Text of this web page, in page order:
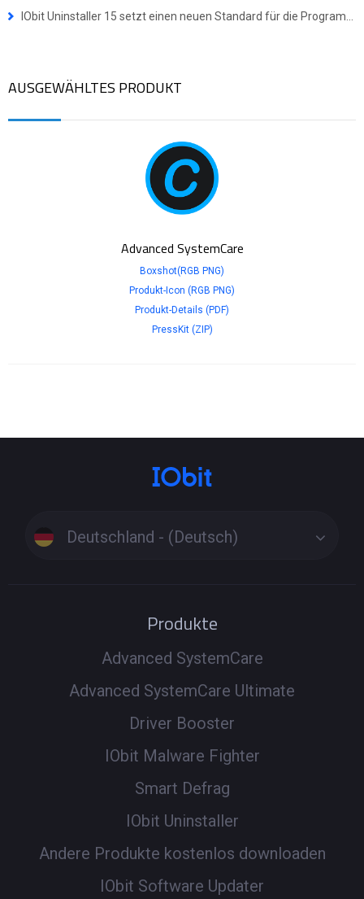
AUSGEWÄHLTES PRODUKT
Advanced SystemCare
Boxshot(RGB PNG)
Produkt-Icon (RGB PNG)
Produkt-Details (PDF)
PressKit (ZIP)
Deutschland - (Deutsch)
Produkte
Advanced SystemCare
Advanced SystemCare Ultimate
Driver Booster
IObit Malware Fighter
Smart Defrag
IObit Uninstaller
Andere Produkte kostenlos downloaden
IObit Software Updater